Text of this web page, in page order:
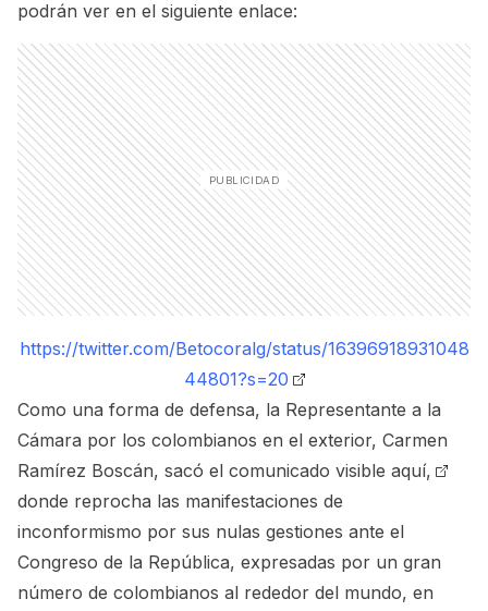
podrán ver en el siguiente enlace:
https://twitter.com/Betocoralg/status/16396918931048
44801?s=20
Como una forma de defensa, la Representante a la
Cámara por los colombianos en el exterior, Carmen
Ramírez Boscán, sacó el comunicado visible aquí,
donde reprocha las manifestaciones de
inconformismo por sus nulas gestiones ante el
Congreso de la República, expresadas por un gran
número de colombianos al rededor del mundo, en